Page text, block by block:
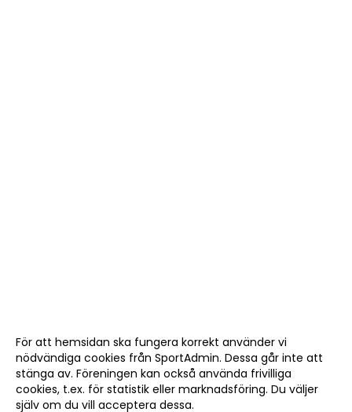
För att hemsidan ska fungera korrekt använder vi
nödvändiga cookies från SportAdmin. Dessa går inte att
stänga av. Föreningen kan också använda frivilliga
cookies, t.ex. för statistik eller marknadsföring. Du väljer
själv om du vill acceptera dessa.